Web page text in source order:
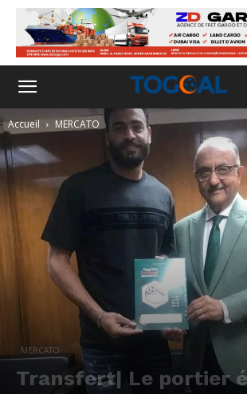
Accueil MERCATO
MERCATO
Transfert| Le portier